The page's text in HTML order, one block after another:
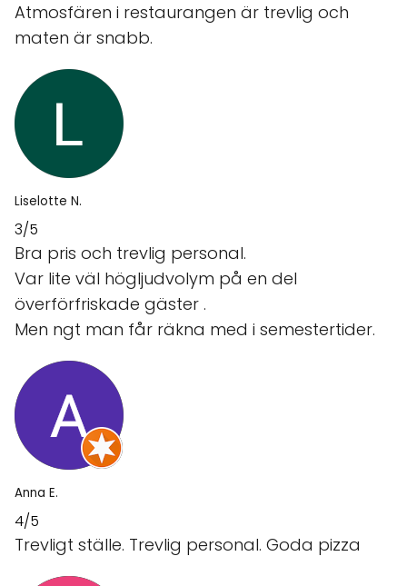
Atmosfären i restaurangen är trevlig och
maten är snabb.
Liselotte N.
3/5
Bra pris och trevlig personal.
Var lite väl högljudvolym på en del
överförfriskade gäster .
Men ngt man får räkna med i semestertider.
Anna E.
4/5
Trevligt ställe. Trevlig personal. Goda pizza